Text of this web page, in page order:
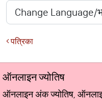
पत्रिका
ऑनलाइन ज्योतिष
ऑनलाइन अंक ज्योतिष,